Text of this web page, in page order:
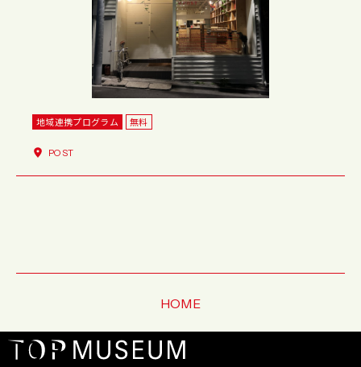
地域連携プログラム 無料
POST
HOME